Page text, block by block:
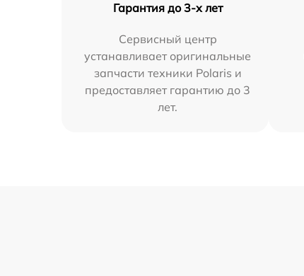
Гарантия до 3-х лет
Сервисный центр
устанавливает оригинальные
запчасти техники Polaris и
предоставляет гарантию до 3
лет.